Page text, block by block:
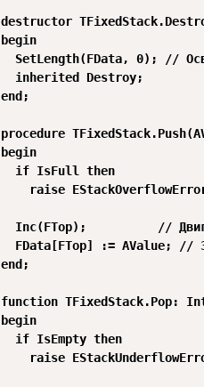
destructor
begin
SetLength(FData, 0); //
  inherited Destroy;
end;
procedure
begin
  if IsFull then
raise
Inc(FTop);          //
FData[FTop] := AValue; //
end;
function TFixedStack.Pop:
begin
  if IsEmpty then
raise